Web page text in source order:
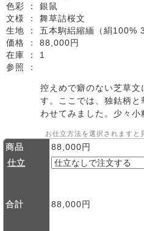
色彩 ： 銀鼠
文様 ： 舞草詰桜文
生地 ： 五本駒絽縮緬（絹100%
価格 ： 88,000円
在庫 ： 1
参照 ：
控えめで癖のない芝草文
す。ここでは、独鈷柄
わせてみました。少々小
お仕立方法を選択されますと
商品
88,000円
仕立
合計 88,000円